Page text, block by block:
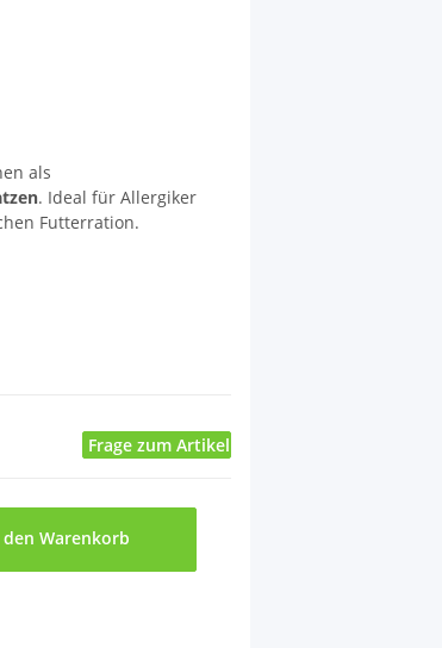
als
. Ideal für Allergiker
Futterration.
Frage zum Artikel
den Warenkorb